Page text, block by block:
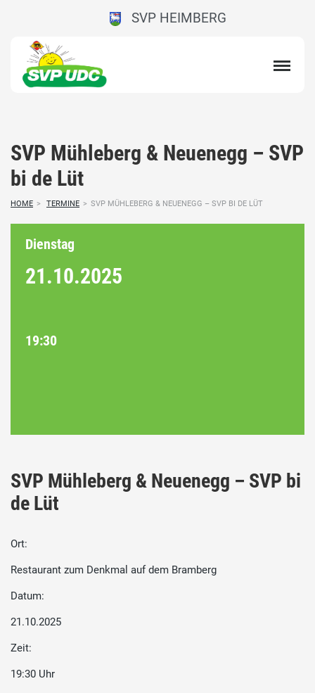
SVP HEIMBERG
SVP Mühleberg & Neuenegg – SVP
bi de Lüt
HOME > TERMINE > SVP MÜHLEBERG & NEUENEGG – SVP BI DE LÜT
Dienstag
21.10.2025
19:30
SVP Mühleberg & Neuenegg – SVP bi
de Lüt
Ort:
Restaurant zum Denkmal auf dem Bramberg
Datum:
21.10.2025
Zeit:
19:30 Uhr